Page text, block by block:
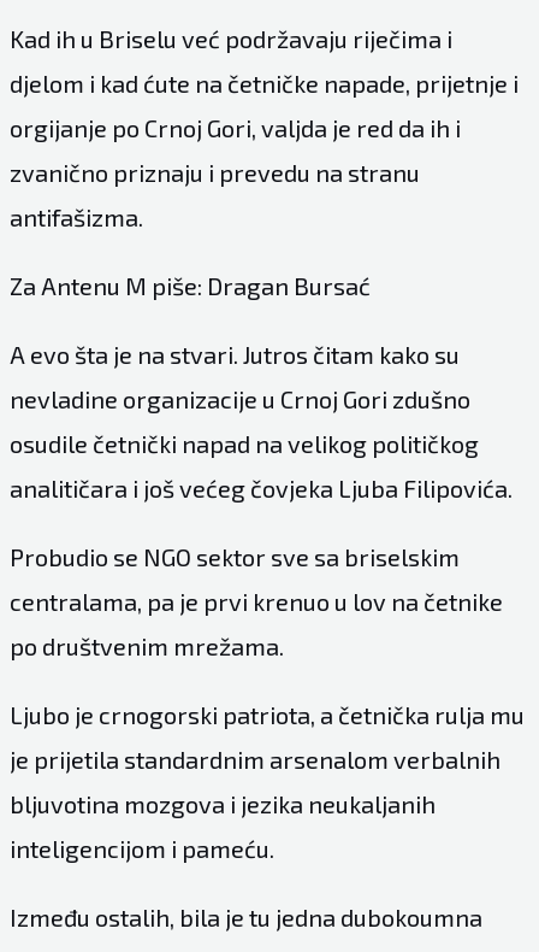
Kad ih u Briselu već podržavaju riječima i
djelom i kad ćute na četničke napade, prijetnje i
orgijanje po Crnoj Gori, valjda je red da ih i
zvanično priznaju i prevedu na stranu
antifašizma.
Za Antenu M piše: Dragan Bursać
A evo šta je na stvari. Jutros čitam kako su
nevladine organizacije u Crnoj Gori zdušno
osudile četnički napad na velikog političkog
analitičara i još većeg čovjeka Ljuba Filipovića.
Probudio se NGO sektor sve sa briselskim
centralama, pa je prvi krenuo u lov na četnike
po društvenim mrežama.
Ljubo je crnogorski patriota, a četnička rulja mu
je prijetila standardnim arsenalom verbalnih
bljuvotina mozgova i jezika neukaljanih
inteligencijom i pameću.
Između ostalih, bila je tu jedna dubokoumna